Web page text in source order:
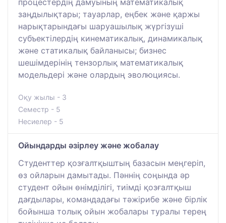
заңдылықтары; тауарлар, еңбек және қаржы
нарықтарындағы шаруашылық жүргізуші
субъектілердің кинематикалық, динамикалық
және статикалық байланысы; бизнес
шешімдерінің тензорлық математикалық
модельдері және олардың эволюциясы.
Оқу жылы - 3
Семестр - 5
Несиелер - 5
Ойындарды әзірлеу және жобалау
Студенттер қозғалтқыштың базасын меңгеріп,
өз ойларын дамытады. Пәннің соңында әр
студент ойын өнімділігі, тиімді қозғалтқыш
дағдылары, командадағы тәжірибе және бірлік
бойынша толық ойын жобалары туралы терең